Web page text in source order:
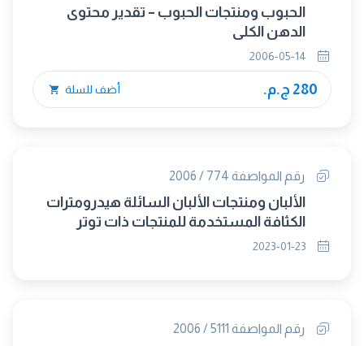
الحبوب ومنتجات الحبوب – تقدير محتوى
الدهن الكلى
280 ج.م. أضف للسلة
رقم المواصفة 774 / 2006
الألبان ومنتجات الألبان السائلة هيدرومترات
الكثافة المستخدمة للمنتجات ذات توتر
سطحى مقدارة 45 ملى نيوتن / متر تقريبا
رقم المواصفة 5111 / 2006